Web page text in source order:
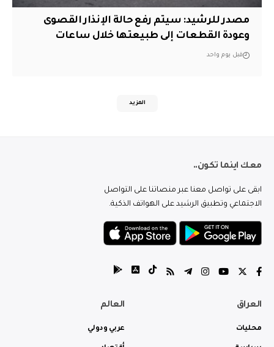
مصدر للرشيد: سيتم رفع حالة الإنذار القصوى
وعودة القطعات إلى طبيعتها خلال ساعات
قبل يوم واحد
المزيد
معك اينما تكون..
ابقى على تواصل معنا عبر منصاتنا على التواصل
الاجتماعي وتطبيق الرشيد على الهواتف الذكية.
العراق
محليات
العالم
عربي ودولي